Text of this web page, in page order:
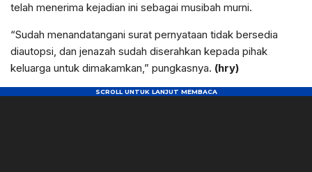
telah menerima kejadian ini sebagai musibah murni.
“Sudah menandatangani surat pernyataan tidak bersedia
diautopsi, dan jenazah sudah diserahkan kepada pihak
keluarga untuk dimakamkan,” pungkasnya. (hry)